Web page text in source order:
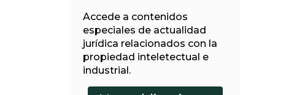
Accede a contenidos
especiales de actualidad
jurídica relacionados con la
propiedad inteletectual e
industrial.